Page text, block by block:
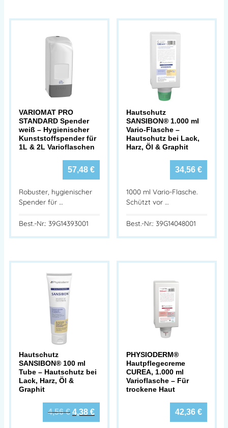
VARIOMAT PRO
STANDARD Spender
weiß – Hygienischer
Kunststoffspender für
1L & 2L Varioflaschen
57,48 €
Robuster, hygienischer
Spender für …
Best.-Nr.: 39G14393001
Hautschutz
SANSIBON® 1.000 ml
Vario-Flasche –
Hautschutz bei Lack,
Harz, Öl & Graphit
34,56 €
1000 ml Vario-Flasche.
Schützt vor …
Best.-Nr.: 39G14048001
Hautschutz
SANSIBON® 100 ml
Tube – Hautschutz bei
Lack, Harz, Öl &
Graphit
4,56€ 4,38 €
PHYSIODERM®
Hautpflegecreme
CUREA, 1.000 ml
Varioflasche – Für
trockene Haut
42,36 €